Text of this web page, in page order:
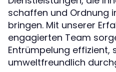
schaffen und Ordnung
bringen. Mit unserer
engagierten Team
Entrümpelung effizient,
umweltfreundlich